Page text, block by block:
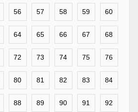
56 57 58 59 60
64 65 66 67 68
72 73 74 75 76
80 81 82 83 84
88 89 90 91 92